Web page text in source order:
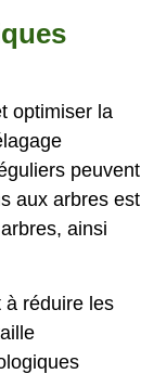
optimiser la
peuvent
aux arbres est
ainsi
à réduire les